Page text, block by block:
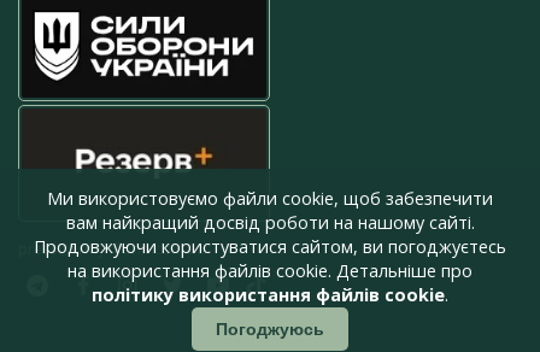
press@armyinform.com.ua
Ми використовуємо файли cookie, щоб забезпечити
вам найкращий досвід роботи на нашому сайті.
Продовжуючи користуватися сайтом, ви погоджуєтесь
на використання файлів cookie. Детальніше про
політику використання файлів cookie.
Погоджуюсь